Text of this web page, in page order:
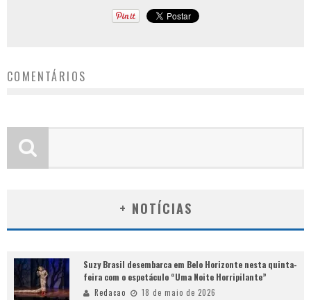
COMENTÁRIOS
+ NOTÍCIAS
Suzy Brasil desembarca em Belo Horizonte nesta quinta-
feira com o espetáculo “Uma Noite Horripilante”
Redacao 18 de maio de 2026